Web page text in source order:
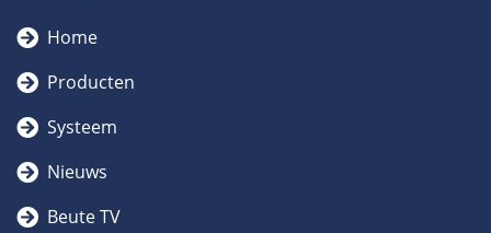
Home
Producten
Systeem
Nieuws
Beute TV